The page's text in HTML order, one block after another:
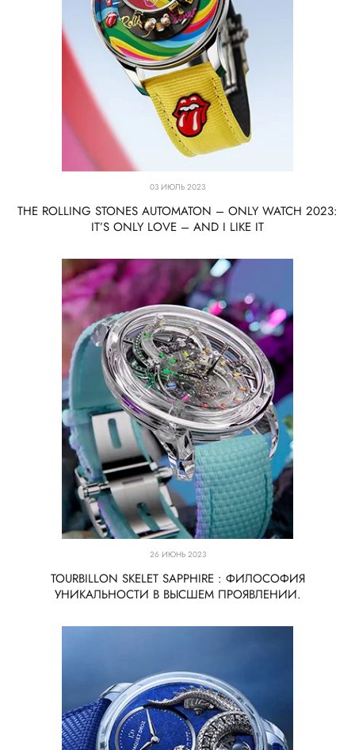
03 ИЮЛЬ 2023
THE ROLLING STONES AUTOMATON – ONLY WATCH 2023:
IT’S ONLY LOVE – AND I LIKE IT
26 ИЮНЬ 2023
TOURBILLON SKELET SAPPHIRE : ФИЛОСОФИЯ
УНИКАЛЬНОСТИ В ВЫСШЕМ ПРОЯВЛЕНИИ.